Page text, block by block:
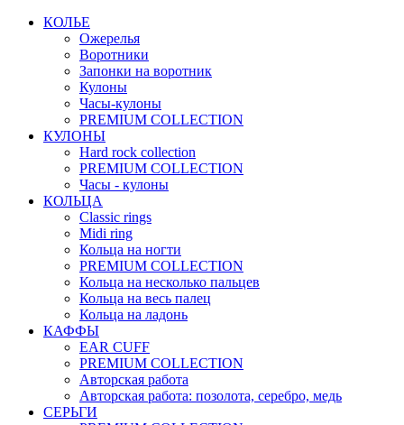
КОЛЬЕ
Ожерелья
Воротники
Запонки на воротник
Кулоны
Часы-кулоны
PREMIUM COLLECTION
КУЛОНЫ
Hard rock collection
PREMIUM COLLECTION
Часы - кулоны
КОЛЬЦА
Classic rings
Midi ring
Кольца на ногти
PREMIUM COLLECTION
Кольца на несколько пальцев
Кольца на весь палец
Кольца на ладонь
КАФФЫ
EAR CUFF
PREMIUM COLLECTION
Авторская работа
Авторская работа: позолота, серебро, медь
СЕРЬГИ